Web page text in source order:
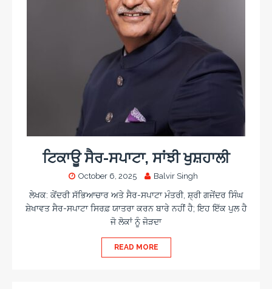
ਟਿਕਾਊ ਸੈਰ-ਸਪਾਟਾ, ਸਾਂਝੀ ਖੁਸ਼ਹਾਲੀ
October 6, 2025 Balvir Singh
ਲੇਖਕ: ਕੇਂਦਰੀ ਸੱਭਿਆਚਾਰ ਅਤੇ ਸੈਰ-ਸਪਾਟਾ ਮੰਤਰੀ, ਸ਼੍ਰੀ ਗਜੇਂਦਰ ਸਿੰਘ
ਸ਼ੇਖਾਵਤ ਸੈਰ-ਸਪਾਟਾ ਸਿਰਫ਼ ਯਾਤਰਾ ਕਰਨ ਬਾਰੇ ਨਹੀਂ ਹੈ; ਇਹ ਇੱਕ ਪੁਲ ਹੈ
ਜੋ ਲੋਕਾਂ ਨੂੰ ਜੋੜਦਾ
READ MORE